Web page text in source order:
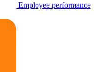
Employee performance